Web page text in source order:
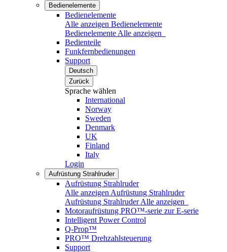
Bedienelemente
Bedienelemente
Alle anzeigen Bedienelemente
Bedienelemente Alle anzeigen
Bedienteile
Funkfernbedienungen
Support
Deutsch
Zurück
Sprache wählen
International
Norway
Sweden
Denmark
UK
Finland
Italy
Login
Aufrüstung Strahlruder
Aufrüstung Strahlruder
Alle anzeigen Aufrüstung Strahlruder
Aufrüstung StrahlruderAlle anzeigen
Motoraufrüstung PRO™-serie zur E-serie
Intelligent Power Control
Q-Prop™
PRO™ Drehzahlsteuerung
Support